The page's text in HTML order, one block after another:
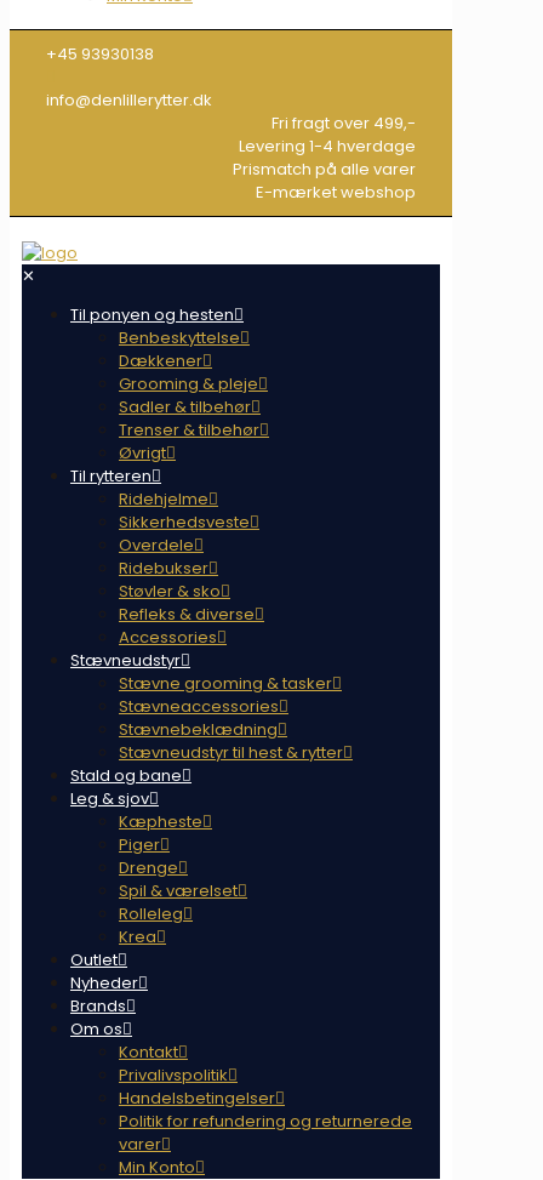
+45 93930138
info@denlillerytter.dk
Fri fragt over 499,-
Levering 1-4 hverdage
Prismatch på alle varer
E-mærket webshop
✕
Til ponyen og hesten
Benbeskyttelse
Dækkener
Grooming & pleje
Sadler & tilbehør
Trenser & tilbehør
Øvrigt
Til rytteren
Ridehjelme
Sikkerhedsveste
Overdele
Ridebukser
Støvler & sko
Refleks & diverse
Accessories
Stævneudstyr
Stævne grooming & tasker
Stævneaccessories
Stævnebeklædning
Stævneudstyr til hest & rytter
Stald og bane
Leg & sjov
Kæpheste
Piger
Drenge
Spil & værelset
Rolleleg
Krea
Outlet
Nyheder
Brands
Om os
Kontakt
Privalivspolitik
Handelsbetingelser
Politik for refundering og returnerede
varer
Min Konto